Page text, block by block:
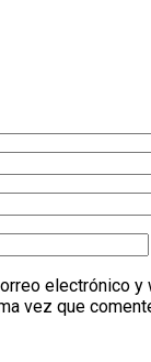
electrónico
vez que